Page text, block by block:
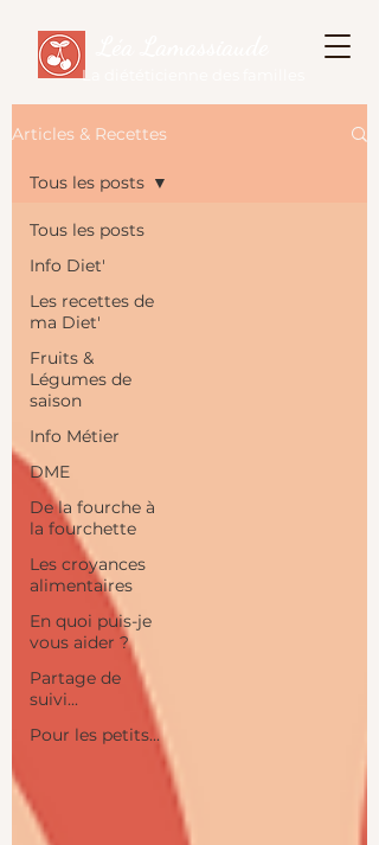
La diététicienne des familles
Articles & Recettes
Tous les posts
Info Diet'
Les recettes de
ma Diet'
Fruits &
Légumes de
saison
Info Métier
DME
De la fourche à
la fourchette
Les croyances
alimentaires
En quoi puis-je
vous aider ?
Partage de
suivi...
Pour les petits...
Tous les posts